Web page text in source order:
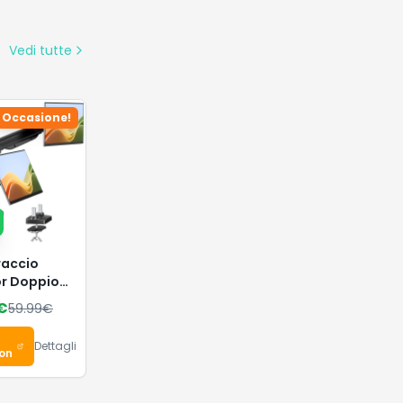
Vedi tutte
Occasione!
Doppio
Schermi
59.99€
Dettagli